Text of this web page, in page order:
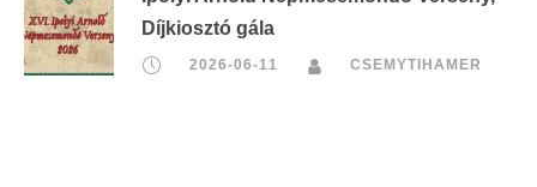
Díjkiosztó gála
2026-06-11 CSEMYTIHAMER